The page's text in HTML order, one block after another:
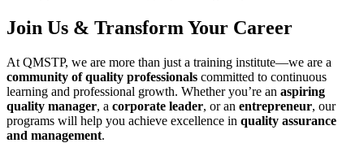
Join Us & Transform Your Career
At QMSTP, we are more than just a training institute—we are a
community of quality professionals committed to continuous
learning and professional growth. Whether you’re an aspiring
quality manager, a corporate leader, or an entrepreneur, our
programs will help you achieve excellence in quality assurance
and management.